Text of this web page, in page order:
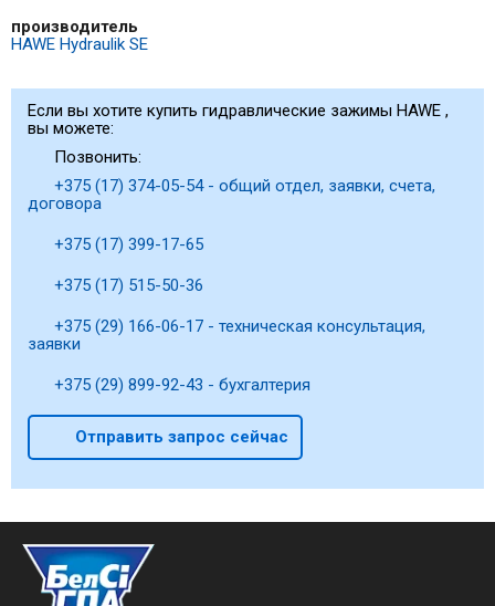
производитель
HAWE Hydraulik SE
Если вы хотите купить гидравлические зажимы HAWE ,
вы можете:
Позвонить:
+375 (17) 374-05-54 - общий отдел, заявки, счета,
договора
+375 (17) 399-17-65
+375 (17) 515-50-36
+375 (29) 166-06-17 - техническая консультация,
заявки
+375 (29) 899-92-43 - бухгалтерия
Отправить запрос сейчас